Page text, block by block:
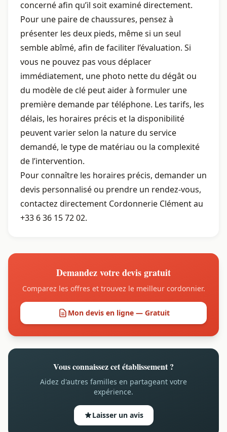
concerné afin qu’il soit examiné directement.
Pour une paire de chaussures, pensez à
présenter les deux pieds, même si un seul
semble abîmé, afin de faciliter l’évaluation. Si
vous ne pouvez pas vous déplacer
immédiatement, une photo nette du dégât ou
du modèle de clé peut aider à formuler une
première demande par téléphone. Les tarifs, les
délais, les horaires précis et la disponibilité
peuvent varier selon la nature du service
demandé, le type de matériau ou la complexité
de l’intervention.
Pour connaître les horaires précis, demander un
devis personnalisé ou prendre un rendez-vous,
contactez directement Cordonnerie Clément au
+33 6 36 15 72 02.
Demandez votre devis gratuit
Comparez les offres et trouvez le meilleur cordonnier.
Mon devis en ligne — Gratuit
Vous connaissez cet établissement ?
Aidez d'autres familles en partageant votre
expérience.
Laisser un avis